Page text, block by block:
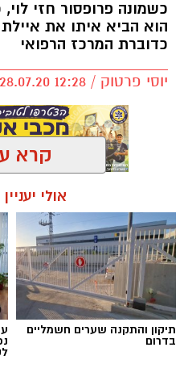
להורדת האפליקציה לחצו
כשמונה פרופסור חזי
הוא הביא איתו את
כדוברת המרכז הרפואי
יוסי פרטוק / 12:28 28.07.20
כשפרופסור חזי לוי
הבריאות, לא היה
תלווה אותו. מחר
במרכז הרפואי
והדוברת של פרופסור
קרא
אולי
תיקון והתקנה שערים חשמליים
בדרום